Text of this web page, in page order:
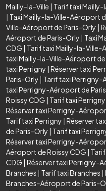
Mailly-la-Ville | Tarif taxi Mailly-
| Taxi Mailly-la-Ville-Aéroport
Ville-Aéroport de Paris-Orly |
Aéroport de Paris-Orly | Taxi
CDG | Tarif taxi Mailly-la-Ville-
taxi Mailly-la-Ville-Aéroport de
taxi Perrigny | Réserver taxi
Paris-Orly | Tarif taxi Perrigny-
taxi Perrigny-Aéroport de
Roissy CDG | Tarif taxi
Réserver taxi Perrigny-
Tarif taxi Perrigny | Réserver
de Paris-Orly | Tarif taxi
Réserver taxi Perrigny-
Aéroport de Roissy CDG |
CDG | Réserver taxi Perrigny-
Branches | Tarif taxi Branches |
Branches-Aéroport de Paris-